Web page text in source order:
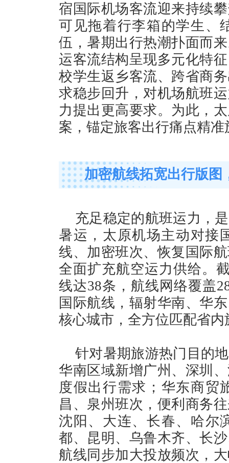
宿国际机场客流迎来持续
可见拖着行李箱的学生、
伍，暑期出行热潮扑面而
运客流结构呈现多元化特
校学生返乡客流、跨省商
求稳步回升，对机场航班
力提出更高要求。为此，
案，锚定旅客出行痛点精
加密航线拓宽出行版图
充足稳定的航班运力，
暑运，太原机场主动对接
线、加密班次、恢复国际
全面扩充航空运力供给。
线达38条，航线网络覆盖
国际航线，辐射华南、华
核心城市，全方位匹配省
针对暑期旅游热门目的
华南区域新增广州、深圳
度假出行需求；华东商贸
昌、泉州班次，便利商务
沈阳、大连、长春、哈尔
都、昆明、乌鲁木齐、长
航线同步加大投放频次，